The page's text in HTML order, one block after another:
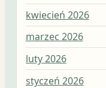
kwiecień 2026
marzec 2026
luty 2026
styczeń 2026